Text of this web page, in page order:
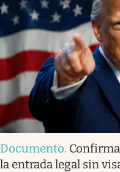
Documento.
la entrada legal sin